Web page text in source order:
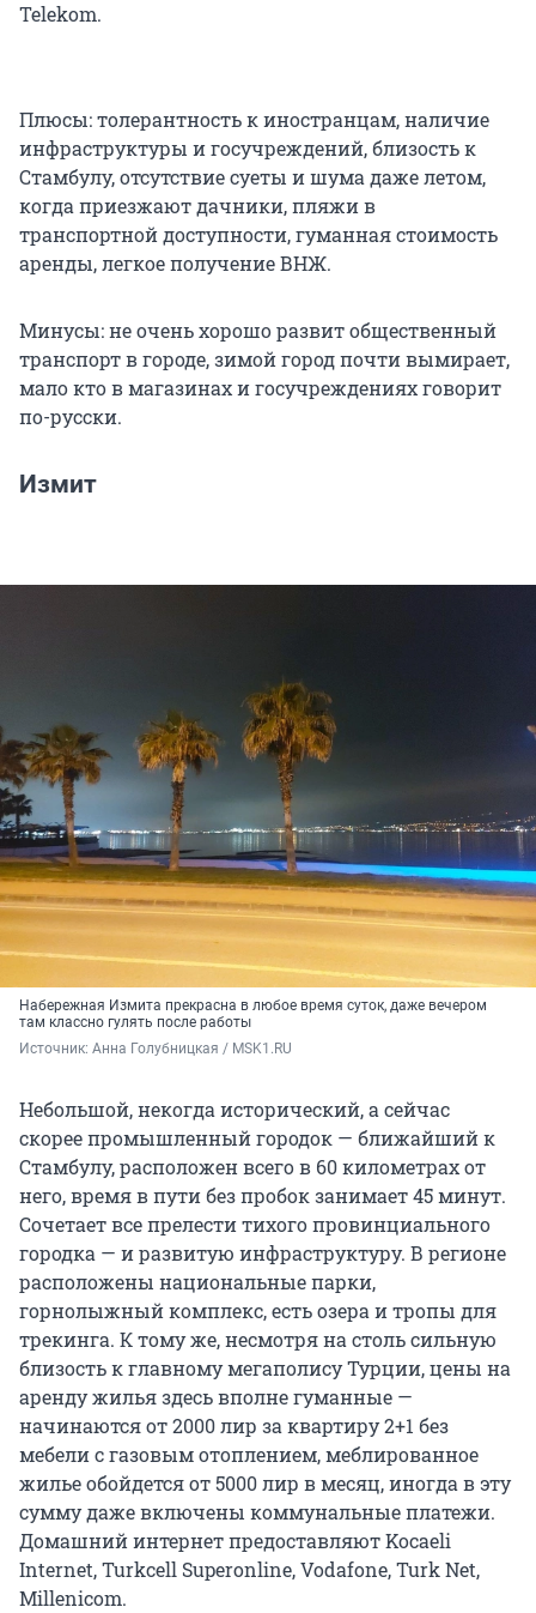
Telekom.
Плюсы: толерантность к иностранцам, наличие
инфраструктуры и госучреждений, близость к
Стамбулу, отсутствие суеты и шума даже летом,
когда приезжают дачники, пляжи в
транспортной доступности, гуманная стоимость
аренды, легкое получение ВНЖ.
Минусы: не очень хорошо развит общественный
транспорт в городе, зимой город почти вымирает,
мало кто в магазинах и госучреждениях говорит
по-русски.
Измит
Набережная Измита прекрасна в любое время суток, даже вечером
там классно гулять после работы
Источник: Анна Голубницкая / MSK1.RU
Небольшой, некогда исторический, а сейчас
скорее промышленный городок — ближайший к
Стамбулу, расположен всего в 60 километрах от
него, время в пути без пробок занимает 45 минут.
Сочетает все прелести тихого провинциального
городка — и развитую инфраструктуру. В регионе
расположены национальные парки,
горнолыжный комплекс, есть озера и тропы для
трекинга. К тому же, несмотря на столь сильную
близость к главному мегаполису Турции, цены на
аренду жилья здесь вполне гуманные —
начинаются от 2000 лир за квартиру 2+1 без
мебели с газовым отоплением, меблированное
жилье обойдется от 5000 лир в месяц, иногда в эту
сумму даже включены коммунальные платежи.
Домашний интернет предоставляют Kocaeli
Internet, Turkcell Superonline, Vodafone, Turk Net,
Millenicom.